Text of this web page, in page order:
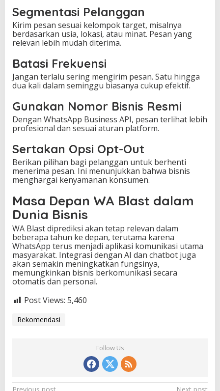
Segmentasi Pelanggan
Kirim pesan sesuai kelompok target, misalnya
berdasarkan usia, lokasi, atau minat. Pesan yang
relevan lebih mudah diterima.
Batasi Frekuensi
Jangan terlalu sering mengirim pesan. Satu hingga
dua kali dalam seminggu biasanya cukup efektif.
Gunakan Nomor Bisnis Resmi
Dengan WhatsApp Business API, pesan terlihat lebih
profesional dan sesuai aturan platform.
Sertakan Opsi Opt-Out
Berikan pilihan bagi pelanggan untuk berhenti
menerima pesan. Ini menunjukkan bahwa bisnis
menghargai kenyamanan konsumen.
Masa Depan WA Blast dalam
Dunia Bisnis
WA Blast diprediksi akan tetap relevan dalam
beberapa tahun ke depan, terutama karena
WhatsApp terus menjadi aplikasi komunikasi utama
masyarakat. Integrasi dengan AI dan chatbot juga
akan semakin meningkatkan fungsinya,
memungkinkan bisnis berkomunikasi secara
otomatis dan personal.
Post Views: 5,460
Rekomendasi
Follow Us